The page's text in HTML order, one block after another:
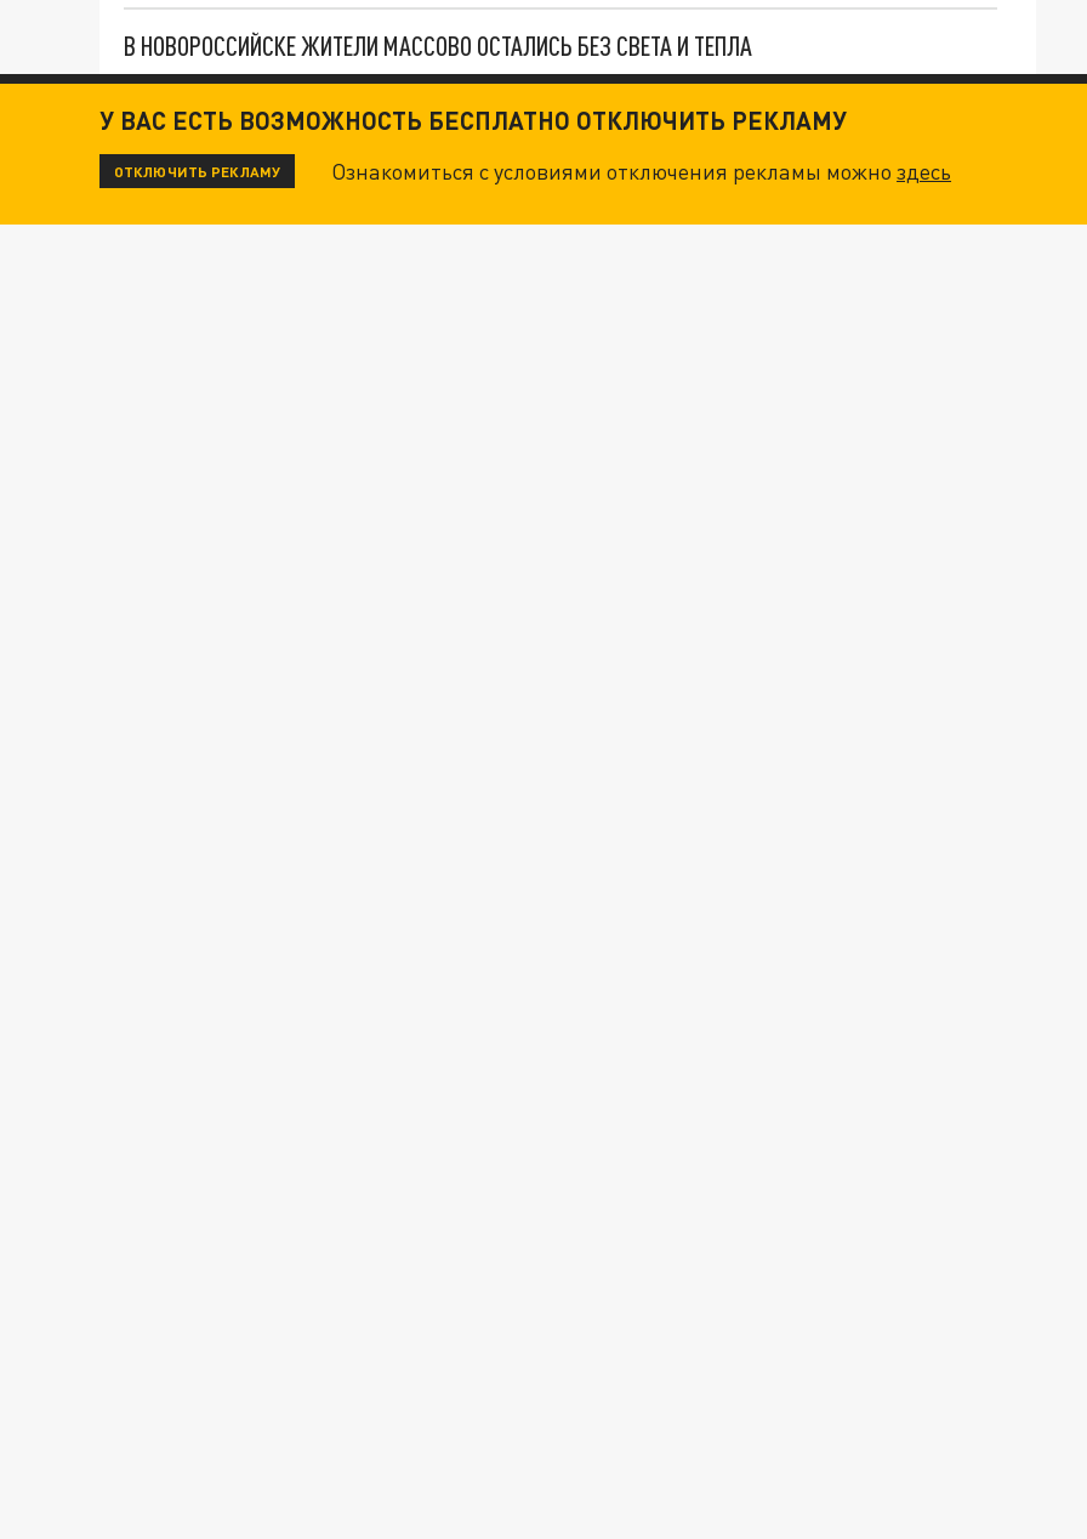
В НОВОРОССИЙСКЕ ЖИТЕЛИ МАССОВО ОСТАЛИСЬ БЕЗ СВЕТА И ТЕПЛА
ГОРНОЛЫЖНЫЙ КУРОРТ "КРАСНАЯ ПОЛЯНА" ЗАКРОЕТ ЧАСТЬ СПУСКОВ ИЗ-ЗА РИСКА ЛАВИН
Новости СМИ2
У ВАС ЕСТЬ ВОЗМОЖНОСТЬ БЕСПЛАТНО ОТКЛЮЧИТЬ РЕКЛАМУ
ОТКЛЮЧИТЬ РЕКЛАМУ Ознакомиться с условиями отключения рекламы можноздесь